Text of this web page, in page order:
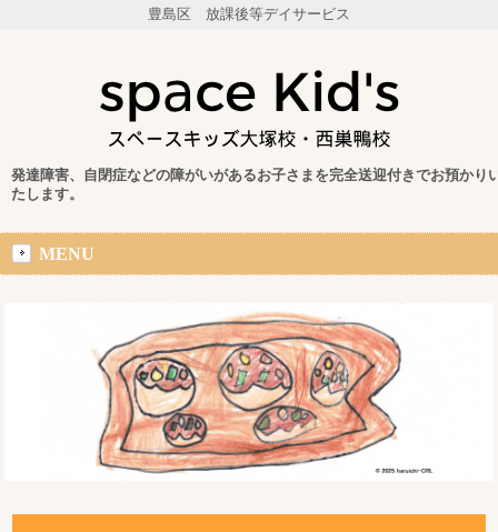
豊島区 放課後等デイサービス
発達障害、自閉症などの障がいがあるお子さまを完全送迎付きでお預かり
たします。
MENU